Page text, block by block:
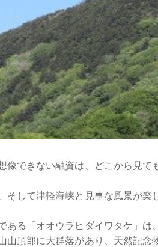
像できない融資は、どこから見て
そして津軽海峡と見事な風景が楽
る「オオウラヒダイワタケ」は
山頂部に大群落があり、天然記